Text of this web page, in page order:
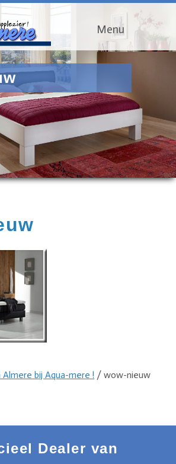
Menu
bij Aqua-mere ! / wow-nieuw
Dealer van